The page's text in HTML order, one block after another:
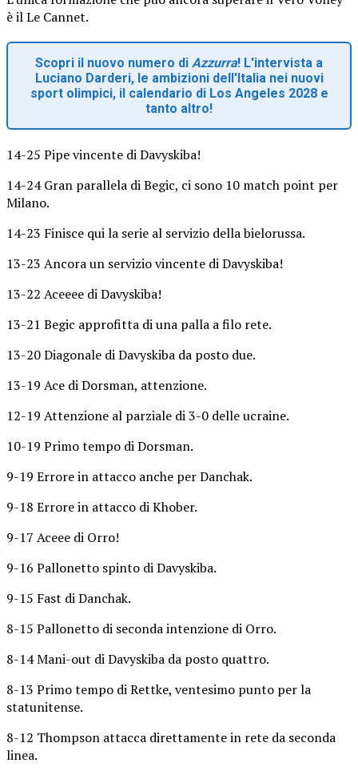
è il Le Cannet.
Scopri il nuovo numero di Azzurra! L'intervista a
Luciano Darderi, le ambizioni dell'Italia nei nuovi
sport olimpici, il calendario di Los Angeles 2028 e
tanto altro!
14-25 Pipe vincente di Davyskiba!
14-24 Gran parallela di Begic, ci sono 10 match point per
Milano.
14-23 Finisce qui la serie al servizio della bielorussa.
13-23 Ancora un servizio vincente di Davyskiba!
13-22 Aceeee di Davyskiba!
13-21 Begic approfitta di una palla a filo rete.
13-20 Diagonale di Davyskiba da posto due.
13-19 Ace di Dorsman, attenzione.
12-19 Attenzione al parziale di 3-0 delle ucraine.
10-19 Primo tempo di Dorsman.
9-19 Errore in attacco anche per Danchak.
9-18 Errore in attacco di Khober.
9-17 Aceee di Orro!
9-16 Pallonetto spinto di Davyskiba.
9-15 Fast di Danchak.
8-15 Pallonetto di seconda intenzione di Orro.
8-14 Mani-out di Davyskiba da posto quattro.
8-13 Primo tempo di Rettke, ventesimo punto per la
statunitense.
8-12 Thompson attacca direttamente in rete da seconda
linea.